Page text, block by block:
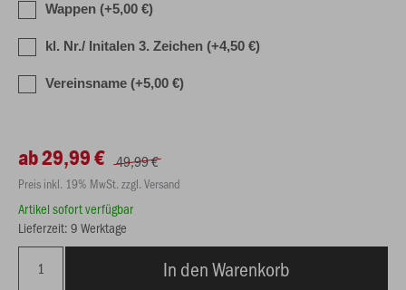
Wappen (+5,00 €)
kl. Nr./ Initalen 3. Zeichen (+4,50 €)
Vereinsname (+5,00 €)
ab 29,99 € 49,99 €
Preis inkl. 19% MwSt. zzgl. Versand
Artikel sofort verfügbar
Lieferzeit: 9 Werktage
In den Warenkorb